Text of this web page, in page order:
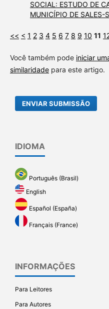
SOCIAL: ESTUDO DE
MUNICÍPIO DE SALES-
<< < 1 2 3 4 5 6 7 8 9 10 11
Você também pode iniciar
similaridadepara este artigo.
ENVIAR SUBMISSÃO
IDIOMA
Português (Brasil)
English
Español (España)
Français (France)
INFORMAÇÕES
Para Leitores
Para Autores